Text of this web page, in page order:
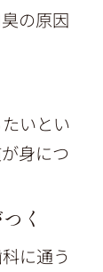
の原因
いとい
身につ
く
に通う